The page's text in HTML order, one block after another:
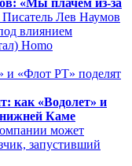
Писатель Лев Наумов
влиянием
Homo
как «Водолет» и
Каме
может
запустивший